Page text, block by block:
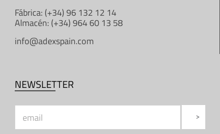
Fábrica: (+34) 96 132 12 14
Almacén: (+34) 964 60 13 58
info@adexspain.com
NEWSLETTER